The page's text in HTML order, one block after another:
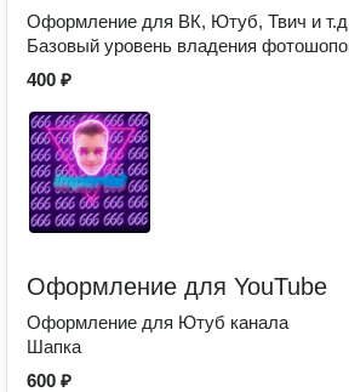
Оформление для ВК, Ютуб, Твич и т.д
Базовый уровень владения
400 ₽
Оформление для YouTube
Оформление для Ютуб канала
Шапка
600 ₽